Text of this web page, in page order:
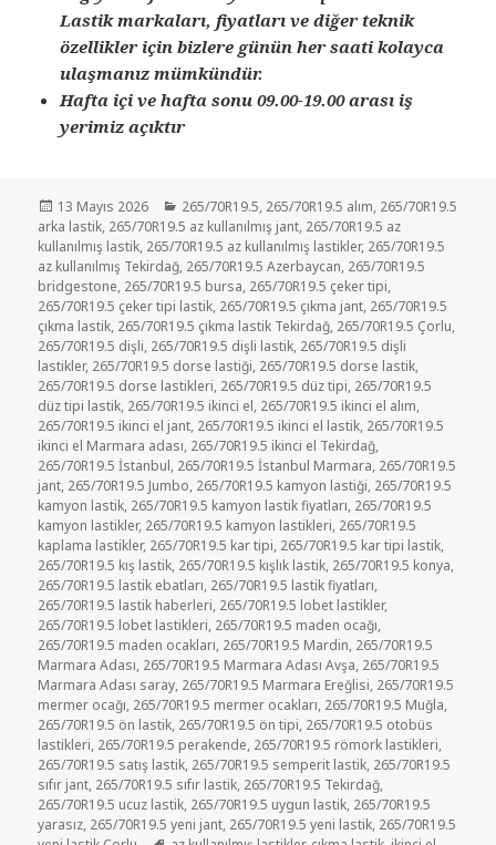
Lastik markaları, fiyatları ve diğer teknik
özellikler için bizlere günün her saati kolayca
ulaşmanız mümkündür.
Hafta içi ve hafta sonu 09.00-19.00 arası iş
yerimiz açıktır
Yayın
tarihi
13 Mayıs 2026 Kategoriler
265/70R19.5, 265/70R19.5 alım, 265/70R19.5
arka lastik, 265/70R19.5 az kullanılmış jant, 265/70R19.5 az
kullanılmış lastik, 265/70R19.5 az kullanılmış lastikler, 265/70R19.5
az kullanılmış Tekirdağ, 265/70R19.5 Azerbaycan, 265/70R19.5
bridgestone, 265/70R19.5 bursa, 265/70R19.5 çeker tipi,
265/70R19.5 çeker tipi lastik, 265/70R19.5 çıkma jant, 265/70R19.5
çıkma lastik, 265/70R19.5 çıkma lastik Tekirdağ, 265/70R19.5 Çorlu,
265/70R19.5 dişli, 265/70R19.5 dişli lastik, 265/70R19.5 dişli
lastikler, 265/70R19.5 dorse lastiği, 265/70R19.5 dorse lastik,
265/70R19.5 dorse lastikleri, 265/70R19.5 düz tipi, 265/70R19.5
düz tipi lastik, 265/70R19.5 ikinci el, 265/70R19.5 ikinci el alım,
265/70R19.5 ikinci el jant, 265/70R19.5 ikinci el lastik, 265/70R19.5
ikinci el Marmara adası, 265/70R19.5 ikinci el Tekirdağ,
265/70R19.5 İstanbul, 265/70R19.5 İstanbul Marmara, 265/70R19.5
jant, 265/70R19.5 Jumbo, 265/70R19.5 kamyon lastiği, 265/70R19.5
kamyon lastik, 265/70R19.5 kamyon lastik fiyatları, 265/70R19.5
kamyon lastikler, 265/70R19.5 kamyon lastikleri, 265/70R19.5
kaplama lastikler, 265/70R19.5 kar tipi, 265/70R19.5 kar tipi lastik,
265/70R19.5 kış lastik, 265/70R19.5 kışlık lastik, 265/70R19.5 konya,
265/70R19.5 lastik ebatları, 265/70R19.5 lastik fiyatları,
265/70R19.5 lastik haberleri, 265/70R19.5 lobet lastikler,
265/70R19.5 lobet lastikleri, 265/70R19.5 maden ocağı,
265/70R19.5 maden ocakları, 265/70R19.5 Mardin, 265/70R19.5
Marmara Adası, 265/70R19.5 Marmara Adası Avşa, 265/70R19.5
Marmara Adası saray, 265/70R19.5 Marmara Ereğlisi, 265/70R19.5
mermer ocağı, 265/70R19.5 mermer ocakları, 265/70R19.5 Muğla,
265/70R19.5 ön lastik, 265/70R19.5 ön tipi, 265/70R19.5 otobüs
lastikleri, 265/70R19.5 perakende, 265/70R19.5 römork lastikleri,
265/70R19.5 satış lastik, 265/70R19.5 semperit lastik, 265/70R19.5
sıfır jant, 265/70R19.5 sıfır lastik, 265/70R19.5 Tekirdağ,
265/70R19.5 ucuz lastik, 265/70R19.5 uygun lastik, 265/70R19.5
yarasız, 265/70R19.5 yeni jant, 265/70R19.5 yeni lastik, 265/70R19.5